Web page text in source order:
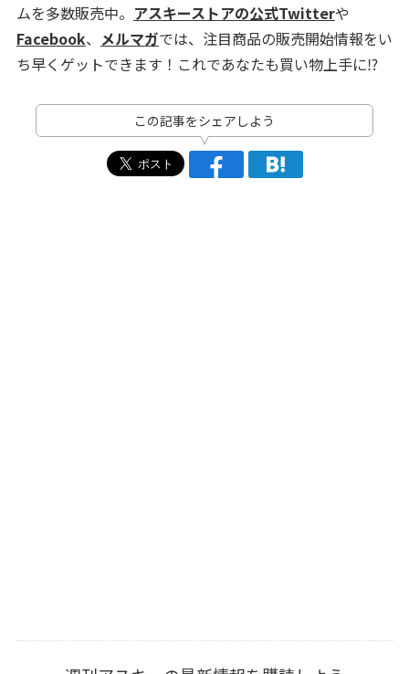
ムを多数販売中。 アスキーストアの公式Twitterや
Facebook、 メルマガでは、注目商品の販売開始情報をい
ち早くゲットできます！これであなたも買い物上手に⁉
この記事をシェアしよう